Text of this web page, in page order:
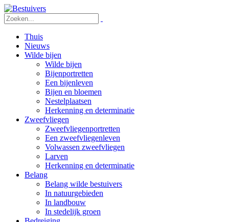
Thuis
Nieuws
Wilde bijen
Wilde bijen
Bijenportretten
Een bijenleven
Bijen en bloemen
Nestelplaatsen
Herkenning en determinatie
Zweefvliegen
Zweefvliegenportretten
Een zweefvliegenleven
Volwassen zweefvliegen
Larven
Herkenning en determinatie
Belang
Belang wilde bestuivers
In natuurgebieden
In landbouw
In stedelijk groen